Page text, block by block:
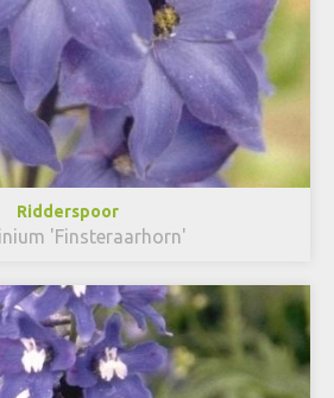
Ridderspoor
'Finsteraarhorn'